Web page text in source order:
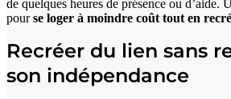
de quelques heures de présence ou d’aide.
pourse loger à moindre coût tout en
Recréer du lien sans
son indépendance